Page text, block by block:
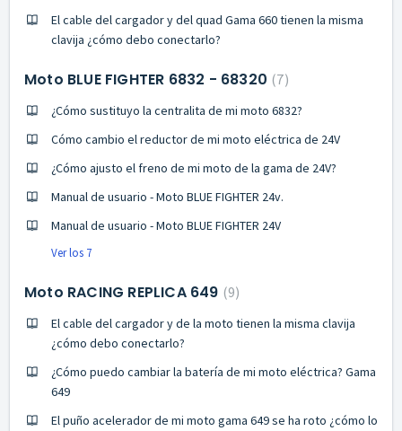
El cable del cargador y del quad Gama 660 tienen la misma
clavija ¿cómo debo conectarlo?
Moto BLUE FIGHTER 6832 - 68320 7
¿Cómo sustituyo la centralita de mi moto 6832?
Cómo cambio el reductor de mi moto eléctrica de 24V
¿Cómo ajusto el freno de mi moto de la gama de 24V?
Manual de usuario - Moto BLUE FIGHTER 24v.
Manual de usuario - Moto BLUE FIGHTER 24V
Ver los 7
Moto RACING REPLICA 649 9
El cable del cargador y de la moto tienen la misma clavija
¿cómo debo conectarlo?
¿Cómo puedo cambiar la batería de mi moto eléctrica? Gama
649
El puño acelerador de mi moto gama 649 se ha roto ¿cómo lo